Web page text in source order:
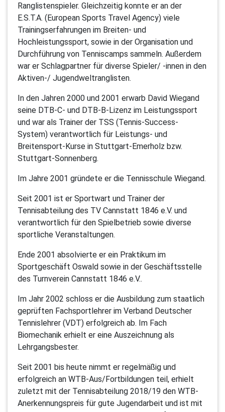
Ranglistenspieler. Gleichzeitig konnte er an der
E.S.T.A. (European Sports Travel Agency) viele
Trainingserfahrungen im Breiten- und
Hochleistungssport, sowie in der Organisation und
Durchführung von Tenniscamps sammeln. Außerdem
war er Schlagpartner für diverse Spieler/ -innen in den
Aktiven-/ Jugendweltranglisten.
In den Jahren 2000 und 2001 erwarb David Wiegand
seine DTB-C- und DTB-B-Lizenz im Leistungssport
und war als Trainer der TSS (Tennis-Success-
System) verantwortlich für Leistungs- und
Breitensport-Kurse in Stuttgart-Emerholz bzw.
Stuttgart-Sonnenberg.
Im Jahre 2001 gründete er die Tennisschule Wiegand.
Seit 2001 ist er Sportwart und Trainer der
Tennisabteilung des TV Cannstatt 1846 e.V. und
verantwortlich für den Spielbetrieb sowie diverse
sportliche Veranstaltungen.
Ende 2001 absolvierte er ein Praktikum im
Sportgeschäft Oswald sowie in der Geschäftsstelle
des Turnverein Cannstatt 1846 e.V..
Im Jahr 2002 schloss er die Ausbildung zum staatlich
geprüften Fachsportlehrer im Verband Deutscher
Tennislehrer (VDT) erfolgreich ab. Im Fach
Biomechanik erhielt er eine Auszeichnung als
Lehrgangsbester.
Seit 2001 bis heute nimmt er regelmäßig und
erfolgreich an WTB-Aus/Fortbildungen teil, erhielt
zuletzt mit der Tennisabteilung 2018/19 den WTB-
Anerkennungspreis für gute Jugendarbeit und ist mit